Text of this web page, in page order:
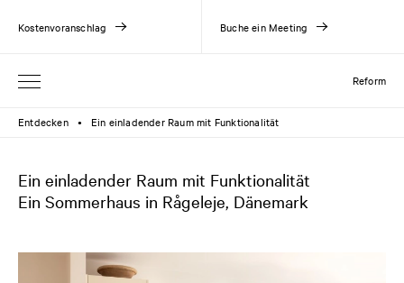
Reform
Kostenvoranschlag Buche ein Meeting
Entdecken ● Ein einladender Raum mit Funktionalität
Ein einladender Raum mit Funktionalität
Ein Sommerhaus in Rågeleje, Dänemark